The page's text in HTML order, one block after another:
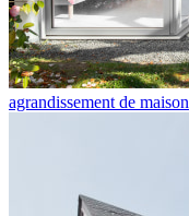
agrandissement de maison